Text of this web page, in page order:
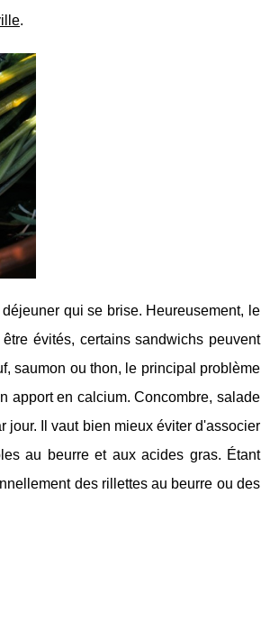
.
qui se brise. Heureusement, le
évités, certains sandwichs peuvent
saumon ou thon, le principal problème
apport en calcium. Concombre, salade
jour. Il vaut bien mieux éviter d'associer
au beurre et aux acides gras. Étant
des rillettes au beurre ou des